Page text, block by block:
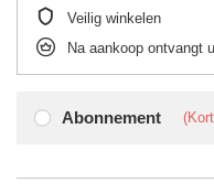
Abonnement
Veilig winkelen
Na aankoop ontvangt u